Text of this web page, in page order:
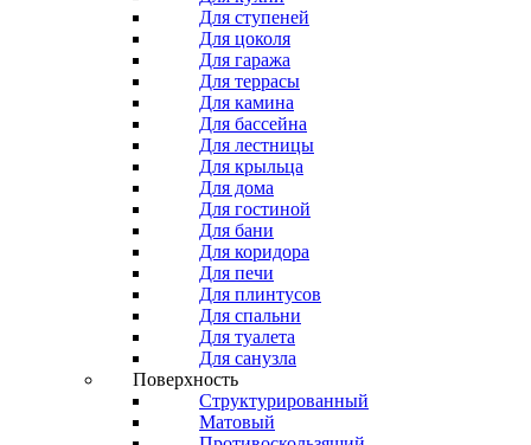
Для ступеней
Для цоколя
Для гаража
Для террасы
Для камина
Для бассейна
Для лестницы
Для крыльца
Для дома
Для гостиной
Для бани
Для коридора
Для печи
Для плинтусов
Для спальни
Для туалета
Для санузла
Поверхность
Структурированный
Матовый